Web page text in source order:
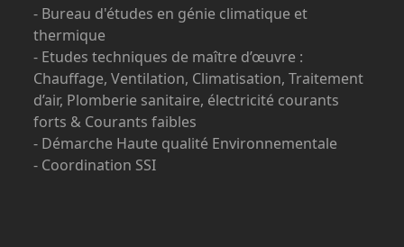
- Bureau d'études en génie climatique et
thermique
- Etudes techniques de maître d’œuvre :
Chauffage, Ventilation, Climatisation, Traitement
d’air, Plomberie sanitaire, électricité courants
forts & Courants faibles
- Démarche Haute qualité Environnementale
- Coordination SSI